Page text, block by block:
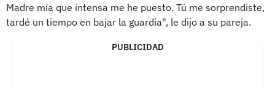
Madre mía que intensa me he puesto. Tú me sorprendiste,
tardé un tiempo en bajar la guardia", le dijo a su pareja.
PUBLICIDAD